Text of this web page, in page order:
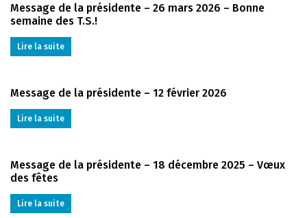
Message de la présidente – 26 mars 2026 – Bonne
semaine des T.S.!
Lire la suite
Message de la présidente – 12 février 2026
Lire la suite
Message de la présidente – 18 décembre 2025 – Vœux
des fêtes
Lire la suite